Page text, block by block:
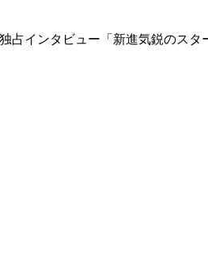
占インタビュー「新進気鋭のス